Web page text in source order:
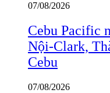
07/08/2026
Cebu Pacific
Nội-Clark,
Cebu
07/08/2026